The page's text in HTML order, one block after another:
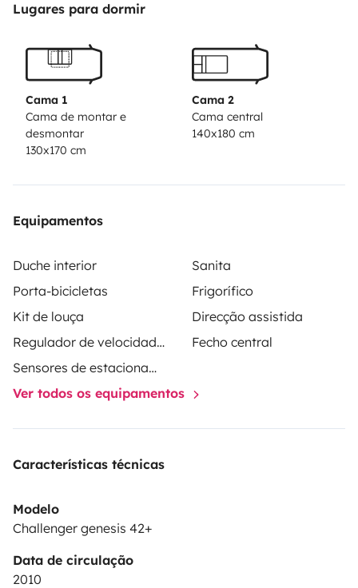
Lugares para dormir
Cama 1
Cama de montar e
desmontar
130x170 cm
Cama 2
Cama central
140x180 cm
Equipamentos
Duche interior
Sanita
Porta-bicicletas
Frigorífico
Kit de louça
Direcção assistida
Regulador de velocidade / Cruise Control
Fecho central
Sensores de estacionamento
Ver todos os equipamentos
Características técnicas
Modelo
Challenger genesis 42+
Data de circulação
2010